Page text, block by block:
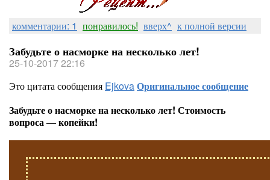
комментарии: 1 понравилось! вверх^ к полной версии
Забудьте о насморке на несколько лет!
25-10-2017 22:16
Это цитата сообщения EjkovaОригинальное сообщение
Забудьте о насморке на несколько лет! Стоимость
вопроса — копейки!